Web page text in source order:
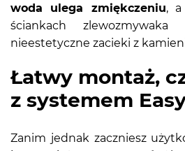
woda ulega zmiękczeniu, a
ściankach
nieestetyczne zacieki z
Łatwy montaż,
z systemem
Zanim jednak zaczniesz